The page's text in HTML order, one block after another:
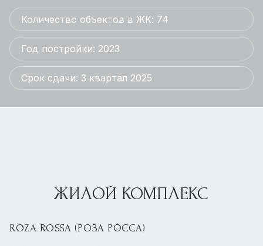
Количество объектов в ЖК: 74
Год постройки: 2023
Срок сдачи: 3 квартал 2025
ЖИЛОЙ КОМПЛЕКС
ROZA ROSSA (РОЗА РОССА)